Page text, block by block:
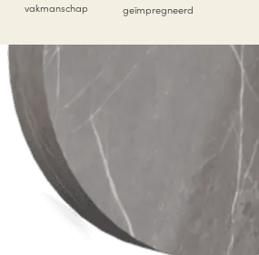
vakmanschap
geïmpregneerd